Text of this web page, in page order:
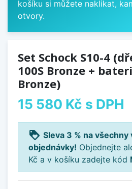
košíku si můžete naklikat,
otvory.
Set Schock S10-4
100S Bronze +
Bronze)
15 580 Kč s DPH
loyalty Sleva 3 % na všechny
objednávky! Objednejte
Kč a v košíku zadejte kód